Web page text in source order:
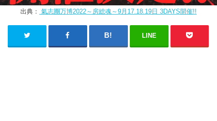
出典： 氣志團万博2022～房総魂～9月17.18.19日 3DAYS開催!!
LINE